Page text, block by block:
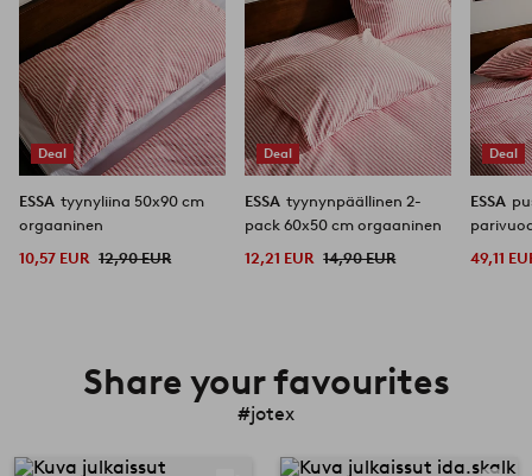
Deal
ESSA tyynyliina 50x90 cm
orgaaninen
10,57 EUR 12,90 EUR
Deal
ESSA tyynynpäällinen 2-
pack 60x50 cm orgaaninen
12,21 EUR 14,90 EUR
Deal
ESSA
49,11
Share your favourites
#jotex